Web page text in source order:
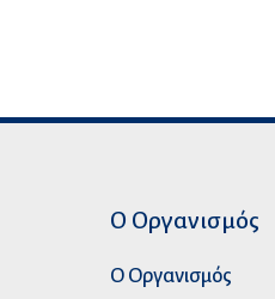
Ο Οργανισμός
Ο Οργανισμός